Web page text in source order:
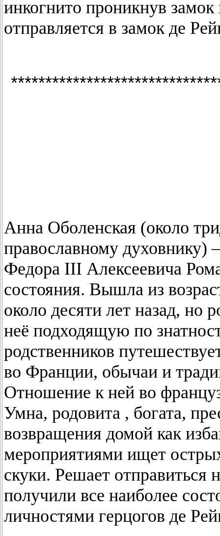
инкогнито проникнув
отправляется в замок де
Анна Оболенская (около
православному духовнику)
Федора III Алексеевича
состояния. Вышла из
около десяти лет назад, но
неё подходящую по
родственников
во Франции, обычаи и
Отношение к ней во
Умна, родовита , богата,
возвращения домой как
мероприятиями ищет
скуки. Решает отправиться
получили все наиболее
личностями герцогов де